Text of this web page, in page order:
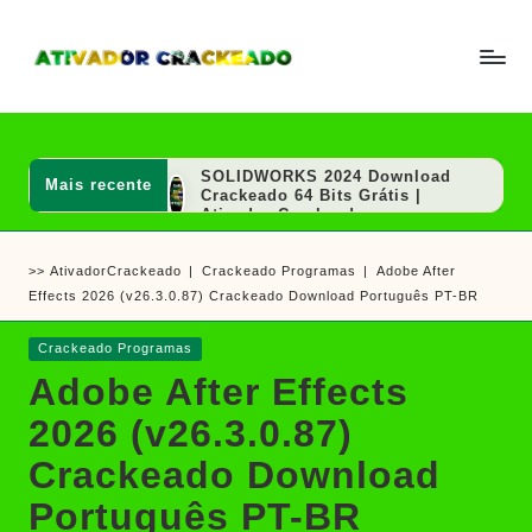
content
ti
a
d
r
e
r
a
k
e
a
d
o
completo
sobre
e
software
jogos
Mais recente
SOLIDWORKS 2024 Download
Crackeado 64 Bits Grátis |
Ativador Crackeado
AutoCAD 2020 Download
Grátis | Ativador Crackeado
MAGIX VEGAS Pro Crackeado
Download Português PT-BR
SOLIDWORKS 2020 Download
Crackeado 64 Bits Grátis |
Ativador Crackeado
Sony Vegas Pro Crackeado
Download Português PT-BR
PGWare SuperRam Download
Grátis + Licença/Serial |
Ativador Crackeado
Notepad++ Download Grátis 64
Bits Português
>> AtivadorCrackeado | Crackeado Programas |
Adobe After
Effects 2026 (v26.3.0.87) Crackeado Download Português PT-BR
Posted
Crackeado Programas
Adobe After Effects
2026 (v26.3.0.87)
Crackeado Download
Português PT-BR